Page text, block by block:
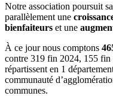
Notre association poursuit
parallèlement une
bienfaiteurs et une
À ce jour nous comptons
contre 319 fin 2024, 155 fin
répartissent en 1
communauté
communes.